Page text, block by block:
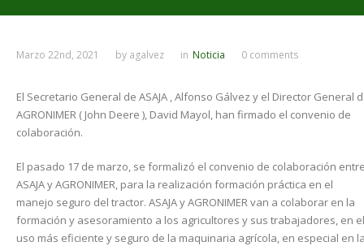
Marzo 22nd, 2021 by agalvez in Noticia 0 comments
El Secretario General de ASAJA , Alfonso Gálvez y el Director General
AGRONIMER ( John Deere ), David Mayol, han firmado el convenio de
colaboración.
El pasado 17 de marzo, se formalizó el convenio de colaboración
ASAJA y AGRONIMER, para la realización formación práctica en el
manejo seguro del tractor. ASAJA y AGRONIMER van a colaborar en la
formación y asesoramiento a los agricultores y sus trabajadores, en el
uso más eficiente y seguro de la maquinaria agrícola, en especial en